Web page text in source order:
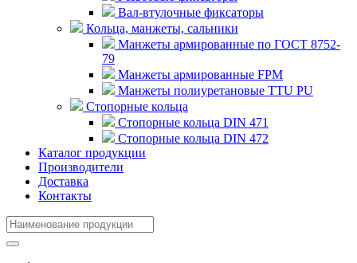
Вал-втулочные фиксаторы
Кольца, манжеты, сальники
Манжеты армированные по ГОСТ 8752-
79
Манжеты армированные FPM
Манжеты полиуретановые TTU PU
Стопорные кольца
Стопорные кольца DIN 471
Стопорные кольца DIN 472
Каталог продукции
Производители
Доставка
Контакты